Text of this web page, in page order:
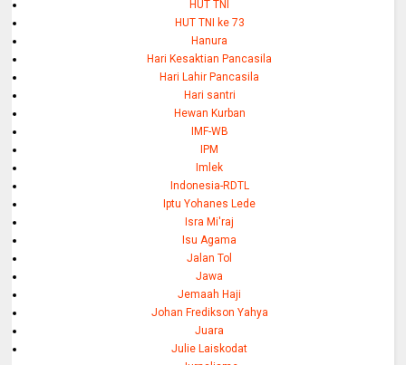
HUT TNI
HUT TNI ke 73
Hanura
Hari Kesaktian Pancasila
Hari Lahir Pancasila
Hari santri
Hewan Kurban
IMF-WB
IPM
Imlek
Indonesia-RDTL
Iptu Yohanes Lede
Isra Mi'raj
Isu Agama
Jalan Tol
Jawa
Jemaah Haji
Johan Fredikson Yahya
Juara
Julie Laiskodat